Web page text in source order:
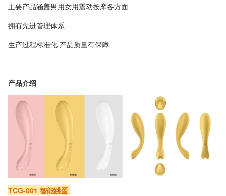
主要产品涵盖男用女用震动按摩各方面
拥有先进管理体系
生产过程标准化 产品质量有保障
产品介绍
TCG-001 智能跳蛋